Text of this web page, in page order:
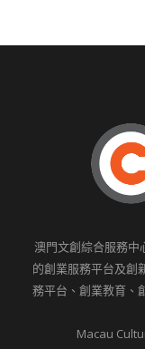
澳門文創綜合服務中
的創業服務平台及創
務平台、創業教育、
Macau